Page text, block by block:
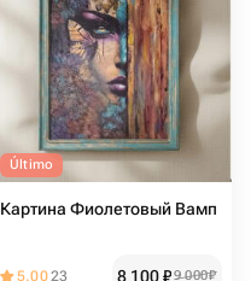
Último
Картина Фиолетовый Вамп
5.0023 8 100₽9 000₽